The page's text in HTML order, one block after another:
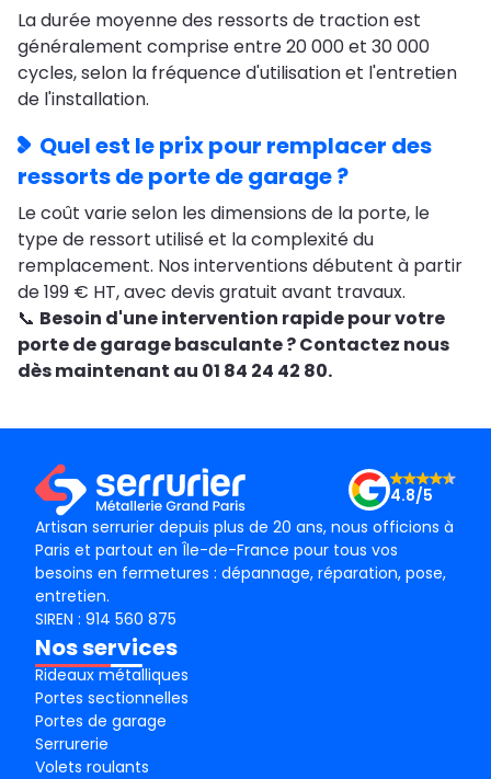
La durée moyenne des ressorts de traction est
généralement comprise entre 20 000 et 30 000
cycles, selon la fréquence d'utilisation et l'entretien
de l'installation.
Quel est le prix pour remplacer des
ressorts de porte de garage ?
Le coût varie selon les dimensions de la porte, le
type de ressort utilisé et la complexité du
remplacement. Nos interventions débutent à partir
de 199 € HT, avec devis gratuit avant travaux.
📞 Besoin d'une intervention rapide pour votre
porte de garage basculante ? Contactez nous
dès maintenant au 01 84 24 42 80.
Artisan serrurier depuis plus de 20 ans, nous officions à
Paris et partout en Île-de-France pour tous vos
besoins en fermetures : dépannage, réparation, pose,
entretien.
4.8/5
SIREN : 914 560 875
Nos services
Rideaux métalliques
Portes sectionnelles
Portes de garage
Serrurerie
Volets roulants